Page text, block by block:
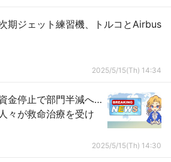
期ジェット練習機、トルコとAirbus
2025/5/15(Th) 14:34
金停止で部門半減へ…
々が救命治療を受け
2025/5/15(Th) 14:30